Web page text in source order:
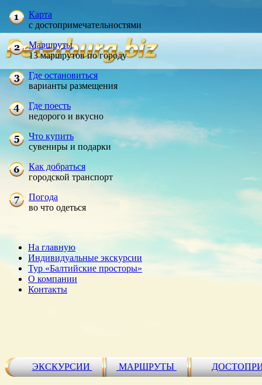
Карта
с достопримечательностями
Маршруты
13 маршрутов по городу
Где остановиться
варианты размещения
Где поесть
недорого и вкусно
Что купить
сувениры и подарки
Как добраться
городской транспорт
Погода
во что одеться
На главную
Индивидуальные экскурсии
Тур «Балтийские просторы»
О компании
Контакты
ЭКСКУРСИИ МАРШРУТЫ